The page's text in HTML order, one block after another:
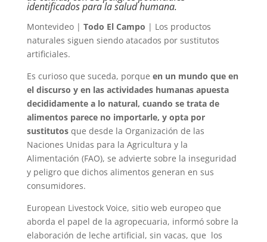
identificados para la salud humana.
Montevideo | Todo El Campo | Los productos
naturales siguen siendo atacados por sustitutos
artificiales.
Es curioso que suceda, porque en un mundo que en
el discurso y en las actividades humanas apuesta
decididamente a lo natural, cuando se trata de
alimentos parece no importarle, y opta por
sustitutosque desde la Organización de las
Naciones Unidas para la Agricultura y la
Alimentación (FAO), se advierte sobre la inseguridad
y peligro que dichos alimentos generan en sus
consumidores.
European Livestock Voice, sitio web europeo que
aborda el papel de la agropecuaria, informó sobre la
elaboración de leche artificial, sin vacas, que los